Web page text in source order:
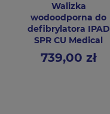
Walizka
wodoodporna do
defibrylatora IPAD
SPR CU Medical
Cena739,00 zł